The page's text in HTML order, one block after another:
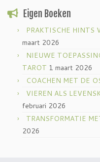
Eigen Boeken
PRAKTISCHE HINTS
maart 2026
NIEUWE
TAROT 1 maart 2026
COACHEN MET DE
VIEREN ALS
februari 2026
TRANSFORMATIE
2026